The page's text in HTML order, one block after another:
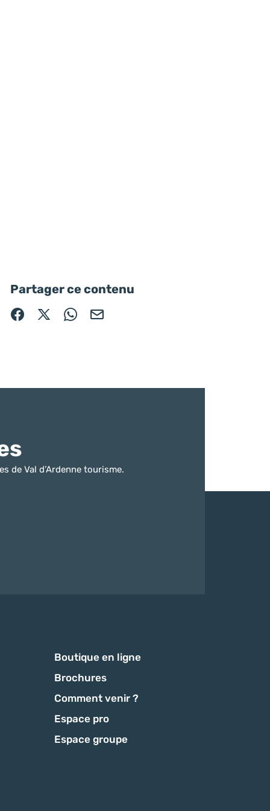
Partager ce contenu
Partager sur Facebook (nouvelle fenêtre)
Partager sur X / Twitter (nouvelle fenêtre)
Partager sur WhatsApp
Partager par mail
de Val d’Ardenne tourisme.
Boutique en ligne
Brochures
Comment venir ?
Espace pro
Espace groupe